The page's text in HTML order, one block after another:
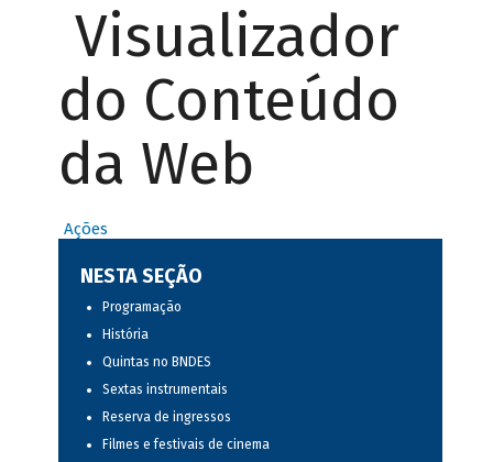
Visualizador
do Conteúdo
da Web
Ações
NESTA SEÇÃO
Programação
História
Quintas no BNDES
Sextas instrumentais
Reserva de ingressos
Filmes e festivais de cinema